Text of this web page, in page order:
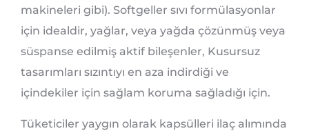
makineleri gibi). Softgeller sıvı formülasyonlar
için idealdir, yağlar, veya yağda çözünmüş veya
süspanse edilmiş aktif bileşenler, Kusursuz
tasarımları sızıntıyı en aza indirdiği ve
içindekiler için sağlam koruma sağladığı için.
Tüketiciler yaygın olarak kapsülleri ilaç alımında